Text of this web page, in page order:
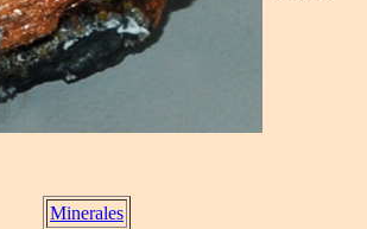
Minerales